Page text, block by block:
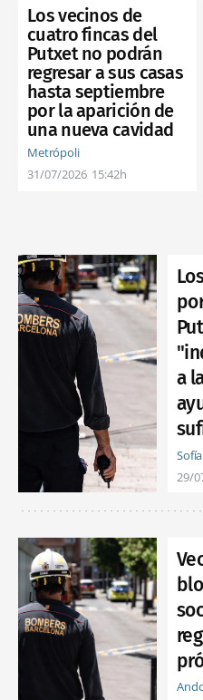
Los vecinos de
cuatro fincas del
Putxet no podrán
regresar a sus casas
hasta septiembre
por la aparición de
una nueva cavidad
Metrópoli
31/07/2026 15:42h
a
29/